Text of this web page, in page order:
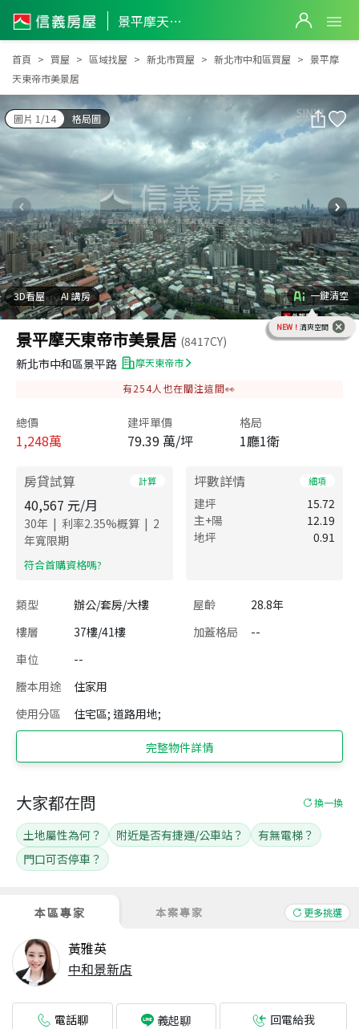
景平摩天東帝市美景居
景平摩天東帝市美景居
首頁 買屋 區域找屋 新北市買屋 新北市中和區買屋
景平摩
天東帝市美景居
圖片 1/14 格局圖
3D看屋 AI 講房 一鍵清空
NEW！ 清爽空間
景平摩天東帝市美景居 (8417CY)
新北市中和區景平路
摩天東帝市
有254人也在關注這間👀
總價
1,248萬
建坪單價
79.39 萬/坪
格局
1廳1衛
房貸試算 計算
40,567 元/月
30年 | 利率2.35%概算 | 2
年寬限期
​符合首購資格嗎?
坪數詳情 細項
建坪
15.72
主+陽
12.19
地坪
0.91
類型 辦公/套房/大樓 屋齡
28.8年
樓層
37樓/41樓 加蓋格局
--
車位
--
謄本用途
住家用
使用分區
住宅區; 道路用地;
完整物件詳情
本區專家 本案專家 更多挑選
黃雅英
中和景新店
電話聊 義起聊 回電給我
大家都在問 換一換
土地屬性為何？ 附近是否有捷運/公車站？
有無電梯？
門口可否停車？